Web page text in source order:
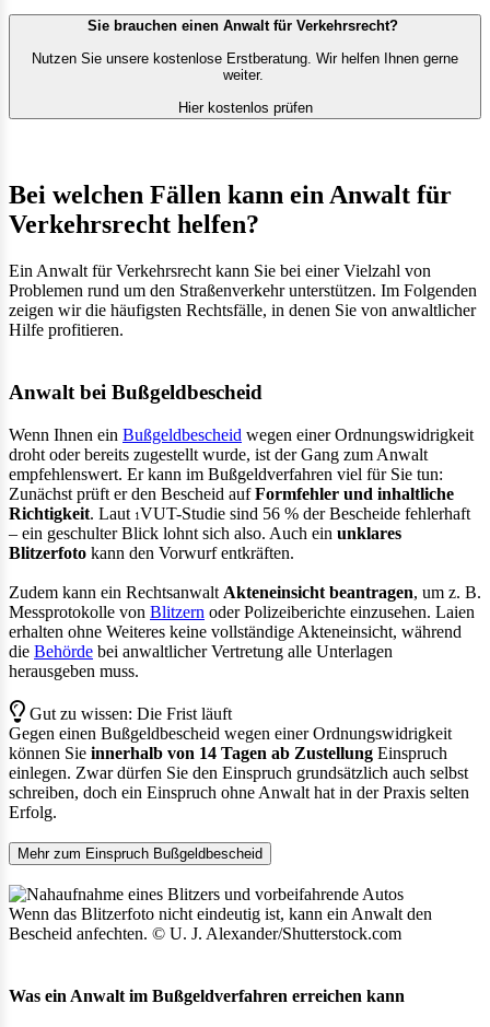
Sie brauchen einen Anwalt für Verkehrsrecht?
Nutzen Sie unsere kostenlose Erstberatung. Wir helfen Ihnen gerne
weiter.
Hier kostenlos prüfen
Bei welchen Fällen kann ein Anwalt für
Verkehrsrecht helfen?
Ein Anwalt für Verkehrsrecht kann Sie bei einer Vielzahl von
Problemen rund um den Straßenverkehr unterstützen. Im Folgenden
zeigen wir die häufigsten Rechtsfälle, in denen Sie von anwaltlicher
Hilfe profitieren.
Anwalt bei Bußgeldbescheid
Wenn Ihnen ein Bußgeldbescheid wegen einer Ordnungswidrigkeit
droht oder bereits zugestellt wurde, ist der Gang zum Anwalt
empfehlenswert. Er kann im Bußgeldverfahren viel für Sie tun:
Zunächst prüft er den Bescheid aufFormfehler und inhaltliche
Richtigkeit. Laut 1VUT-Studie sind 56 % der Bescheide fehlerhaft
– ein geschulter Blick lohnt sich also. Auch ein unklares
Blitzerfoto kann den Vorwurf entkräften.
Zudem kann ein Rechtsanwalt Akteneinsicht beantragen, um z. B.
Messprotokolle von Blitzern oder Polizeiberichte einzusehen. Laien
erhalten ohne Weiteres keine vollständige Akteneinsicht, während
die Behörde bei anwaltlicher Vertretung alle Unterlagen
herausgeben muss.
Gut zu wissen: Die Frist läuft
Gegen einen Bußgeldbescheid wegen einer Ordnungswidrigkeit
können Sie innerhalb von 14 Tagen ab Zustellung Einspruch
einlegen. Zwar dürfen Sie den Einspruch grundsätzlich auch selbst
schreiben, doch ein Einspruch ohne Anwalt hat in der Praxis selten
Erfolg.
Mehr zum Einspruch Bußgeldbescheid
Wenn das Blitzerfoto nicht eindeutig ist, kann ein Anwalt den
Bescheid anfechten. © U. J. Alexander/Shutterstock.com
Was ein Anwalt im Bußgeldverfahren erreichen kann